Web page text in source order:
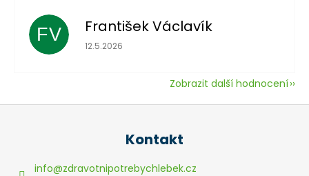
FV František Václavík
Hodnocení obchodu je 5 z 5 hvězdiček.
12.5.2026
Zobrazit další hodnocení
Z
Kontakt
info@zdravotnipotrebychlebek.cz